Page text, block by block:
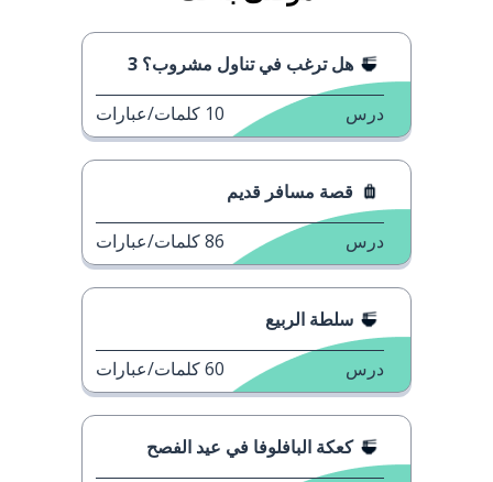
هل ترغب في تناول مشروب؟ 3
درس 10 كلمات/عبارات
قصة مسافر قديم
درس 86كلمات/عبارات
سلطة الربيع
درس 60كلمات/عبارات
كعكة البافلوفا في عيد الفصح